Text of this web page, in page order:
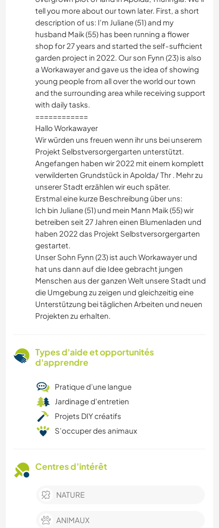
tell you more about our town later. First, a short
description of us: I'm Juliane (51) and my
husband Maik (55) has been running a flower
shop for 27 years and started the self-sufficient
garden project in 2022. Our son Fynn (23) is also
a Workawayer and gave us the idea of showing
young people from all over the world our town
and the surrounding area while receiving support
with daily tasks.
============
Hallo Workawayer
Wir würden uns freuen wenn ihr uns bei unserem
Projekt Selbstversorgergarten unterstützt.
Angefangen haben wir 2022 mit einem komplett
verwilderten Grundstück in Apolda/ Thr . Mehr zu
unserer Stadt erzählen wir euch später.
Erstmal eine kurze Beschreibung über uns:
Ich bin Juliane (51) und mein Mann Maik (55) wir
betreiben seit 27 Jahren einen Blumenladen und
haben 2022 das Projekt Selbstversorgergarten
gestartet.
Unser Sohn Fynn (23) ist auch Workawayer und
hat uns dann auf die Idee gebracht jungen
Menschen aus der ganzen Welt unsere Stadt und
die Umgebung zu zeigen und gleichzeitig eine
Unterstützung bei täglichen Arbeiten und neuen
Projekten zu erhalten.
Types d'aide et opportunités
d'apprendre
Pratique d’une langue
Jardinage d'entretien
Projets DIY créatifs
S’occuper des animaux
Centres d’intérêt
NATURE
ANIMAUX